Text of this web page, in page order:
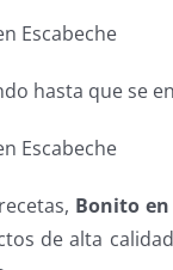
hasta que se
Bonito en
de alta